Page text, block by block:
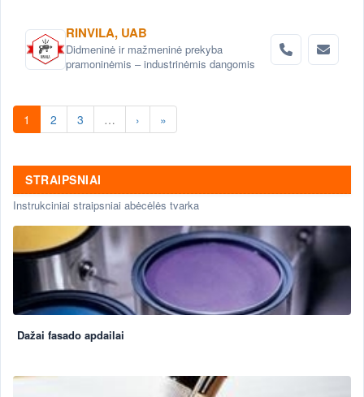
RINVILA, UAB
Didmeninė ir mažmeninė prekyba
pramoninėmis – industrinėmis dangomis
1 2 3 … › »
STRAIPSNIAI
Instrukciniai straipsniai abėcėlės tvarka
Dažai fasado apdailai